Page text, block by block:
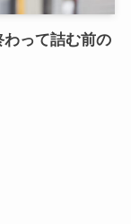
って詰む前の